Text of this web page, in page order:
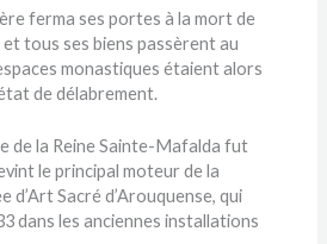
ferma ses portes à la mort de
tous ses biens passèrent au
monastiques étaient alors
de délabrement.
de la Reine Sainte-Mafalda fut
le principal moteur de la
d’Art Sacré d’Arouquense, qui
dans les anciennes installations